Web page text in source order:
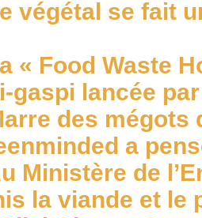
végétal se fait
« Food Waste
gaspi lancée
des mégots
a
Ministère de
la viande et le